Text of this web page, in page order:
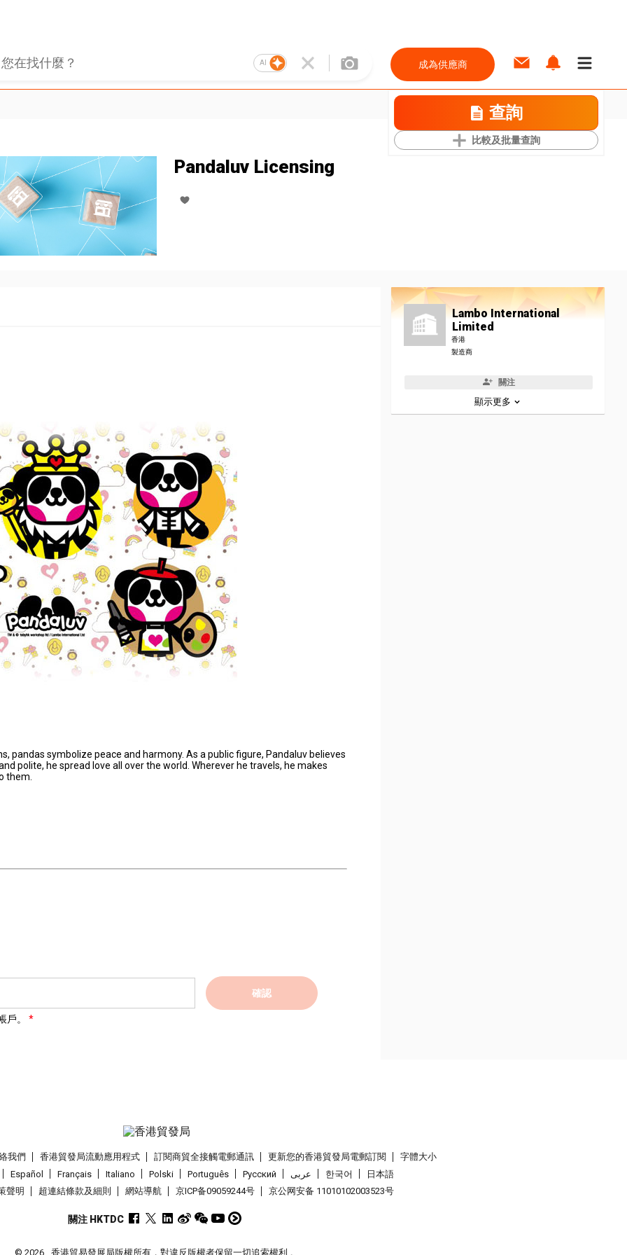
AI 成為供應商
查詢
比較及批量查詢
Pandaluv Licensing
pandas symbolize peace and harmony. As a public figure, Pandaluv believes
polite, he spread love all over the world. Wherever he travels, he makes
them.
確認
。
Lambo International
Limited
香港
製造商
關注
顯示更多
我們 香港貿發局流動應用程式 訂閱商貿全接觸電郵通訊 更新您的香港貿發局電郵訂閱
字體大小
Español
Français Italiano Polski Português Pусский عربى 한국어
日本語
聲明
超連結條款及細則 網站導航 京ICP备09059244号 京公网安备 11010102003523号
關注 HKTDC
© 2026 香港貿易發展局版權所有，對違反版權者保留一切追索權利 。